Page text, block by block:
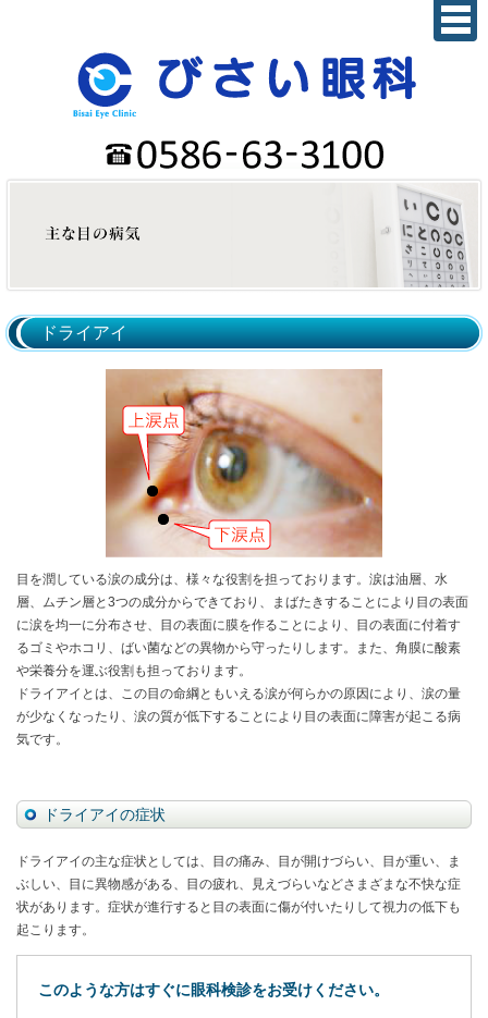
ドライアイ
目を潤している涙の成分は、様々な役割を担っております。涙は油層、水
層、ムチン層と3つの成分からできており、まばたきすることにより目の表面
に涙を均一に分布させ、目の表面に膜を作ることにより、目の表面に付着す
るゴミやホコリ、ばい菌などの異物から守ったりします。また、角膜に酸素
や栄養分を運ぶ役割も担っております。
ドライアイとは、この目の命綱ともいえる涙が何らかの原因により、涙の量
が少なくなったり、涙の質が低下することにより目の表面に障害が起こる病
気です。
ドライアイの症状
ドライアイの主な症状としては、目の痛み、目が開けづらい、目が重い、ま
ぶしい、目に異物感がある、目の疲れ、見えづらいなどさまざまな不快な症
状があります。症状が進行すると目の表面に傷が付いたりして視力の低下も
起こります。
このような方はすぐに眼科検診をお受けください。